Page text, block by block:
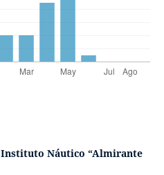
Instituto Náutico “Almirante